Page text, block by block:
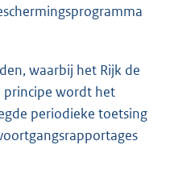
waarbij het Rijk de
principe wordt het
periodieke toetsing